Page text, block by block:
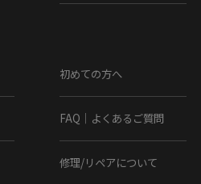
初めての方へ
FAQ｜よくあるご質問
修理/リペアについて